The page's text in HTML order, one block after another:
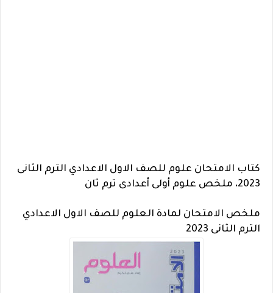
كتاب الامتحان علوم للصف الاول الاعدادي الترم الثانى
2023، ملخص علوم أولى أعدادى ترم ثان
ملخص الامتحان لمادة العلوم للصف الاول الاعدادي
الترم الثانى 2023